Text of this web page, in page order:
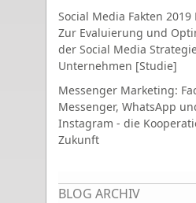
Social Media Fakten 2019
Zur Evaluierung und
der Social Media
Unternehmen [Studie]
Messenger Marketing:
Messenger, WhatsApp
Instagram - die
Zukunft
BLOG ARCHIV
Seiten